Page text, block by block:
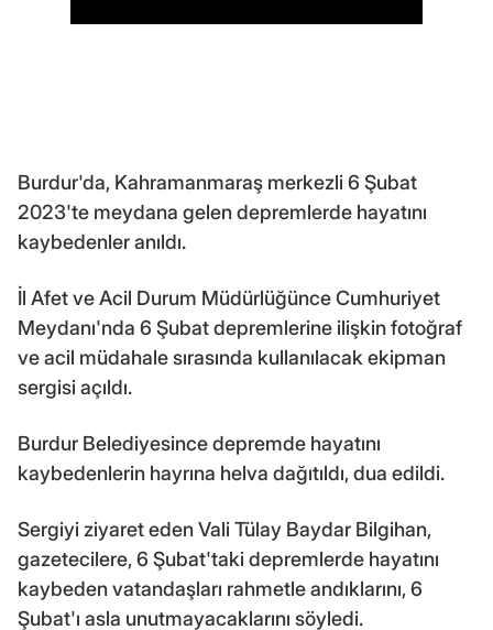
Burdur'da, Kahramanmaraş merkezli 6 Şubat
2023'te meydana gelen depremlerde hayatını
kaybedenler anıldı.
İl Afet ve Acil Durum Müdürlüğünce Cumhuriyet
Meydanı'nda 6 Şubat depremlerine ilişkin fotoğraf
ve acil müdahale sırasında kullanılacak ekipman
sergisi açıldı.
Burdur Belediyesince depremde hayatını
kaybedenlerin hayrına helva dağıtıldı, dua edildi.
Sergiyi ziyaret eden Vali Tülay Baydar Bilgihan,
gazetecilere, 6 Şubat'taki depremlerde hayatını
kaybeden vatandaşları rahmetle andıklarını, 6
Şubat'ı asla unutmayacaklarını söyledi.